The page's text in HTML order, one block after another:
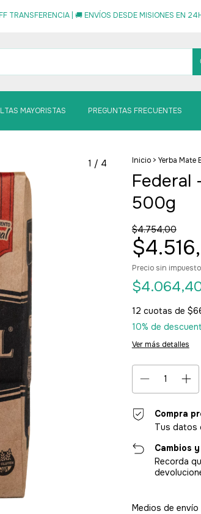
TRANSFERENCIA | 🚚 ENVÍOS DESDE MISIONES EN
MAYORISTAS PREGUNTAS FRECUENTES
1 / 4 Inicio > Yerba Mate
Federal
500g
$4.754,00
Precio sin
12 cuotas de
10% de
Ver más detalles
Compra
Tus datos
Cambios
Recorda
Entregas para el
Medios de envío